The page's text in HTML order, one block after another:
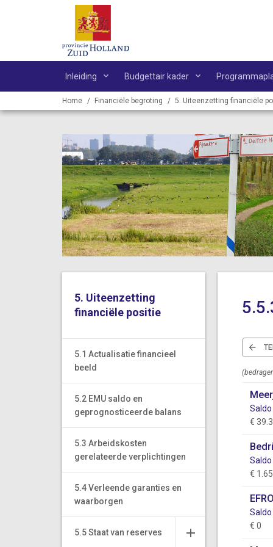
Ga naar de inhoud van deze pagina.
Inleiding Budgettair kader
Home Financiële begroting 5. Uiteenzetting financiële
5. Uiteenzetting
financiële positie
5.1 Actualisatie financieel
beeld
5.2 EMU saldo en
geprognosticeerde balans
5.3 Arbeidskosten
gerelateerde verplichtingen
5.4 Verleende garanties en
waarborgen
5.5 Staat van reserves
€
€
€ 0